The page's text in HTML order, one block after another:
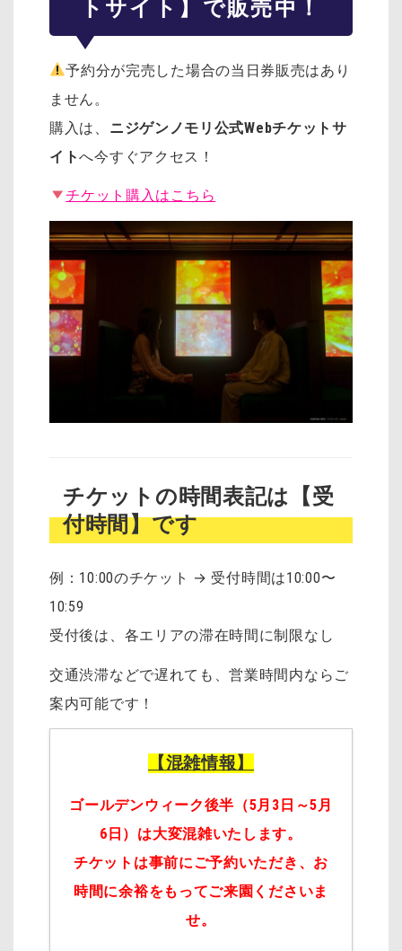
トサイト】で販売中！
予約分が完売した場合の当日券販売はあり
ません。
購入は、 ニジゲンノモリ公式Webチケットサ
イトへ今すぐアクセス！
チケット購入はこちら
チケットの時間表記は【受
付時間】です
例：10:00のチケット → 受付時間は10:00〜
10:59
受付後は、各エリアの滞在時間に制限なし
交通渋滞などで遅れても、営業時間内ならご
案内可能です！
【混雑情報】
ゴールデンウィーク後半（5月3日～5月
6日）は大変混雑いたします。
チケットは事前にご予約いただき、お
時間に余裕をもってご来園くださいま
せ。